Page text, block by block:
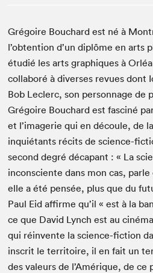
Grégoire Bouchard est né à
l’obtention d’un diplôme en arts
étudié les arts graphiques à
collaboré à diverses revues dont
Bob Leclerc, son personnage
Grégoire Bouchard est fasciné
et l’imagerie qui en découle, de
inquiétants récits de science-
second degré décapant : « La
inconsciente dans mon cas, parle
elle a été pensée, plus que du
Paul Eid affirme qu’il « est à la
ce que David Lynch est au
qui réinvente la science-fiction
inscrit le territoire, il en fait un
des valeurs de l’Amérique, de